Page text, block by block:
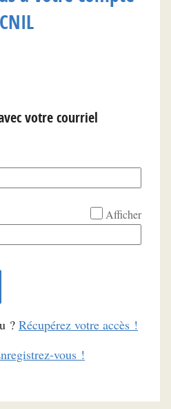
CNIL
votre courriel
Afficher
? Récupérez votre accès !
vous !